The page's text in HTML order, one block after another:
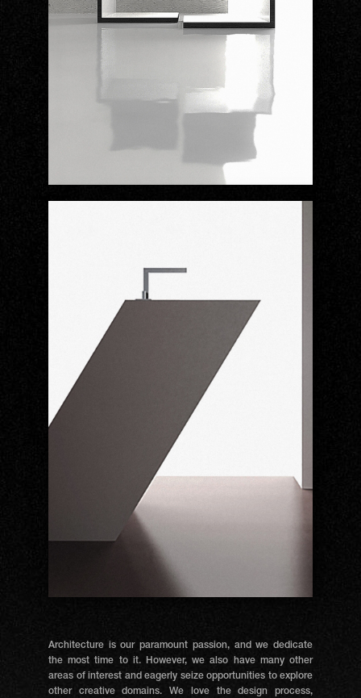
Architecture is our paramount passion, and we dedicate
the most time to it. However, we also have many other
areas of interest and eagerly seize opportunities to explore
other creative domains. We love the design process,